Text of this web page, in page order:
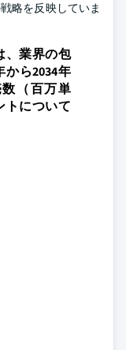
略を反映していま
、業界の包
から2034年
（百万単
トについて